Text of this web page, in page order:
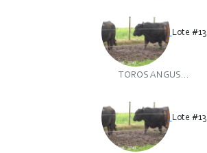
Lote #13
TOROS ANGUS...
Lote #13